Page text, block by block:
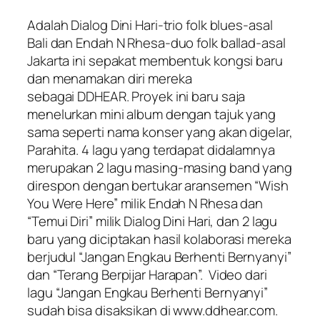
Adalah Dialog Dini Hari-trio folk blues-asal
Bali dan Endah N Rhesa-duo folk ballad-asal
Jakarta ini sepakat membentuk kongsi baru
dan menamakan diri mereka
sebagai DDHEAR. Proyek ini baru saja
menelurkan mini album dengan tajuk yang
sama seperti nama konser yang akan digelar,
Parahita. 4 lagu yang terdapat didalamnya
merupakan 2 lagu masing-masing band yang
direspon dengan bertukar aransemen “Wish
You Were Here” milik Endah N Rhesa dan
“Temui Diri” milik Dialog Dini Hari, dan 2 lagu
baru yang diciptakan hasil kolaborasi mereka
berjudul “Jangan Engkau Berhenti Bernyanyi”
dan “Terang Berpijar Harapan”. Video dari
lagu “Jangan Engkau Berhenti Bernyanyi”
sudah bisa disaksikan di www.ddhear.com.